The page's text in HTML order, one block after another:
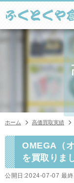
コ
ホーム 高価買取実績
OMEGA（
を買取りま
公開日:2024-07-07 最